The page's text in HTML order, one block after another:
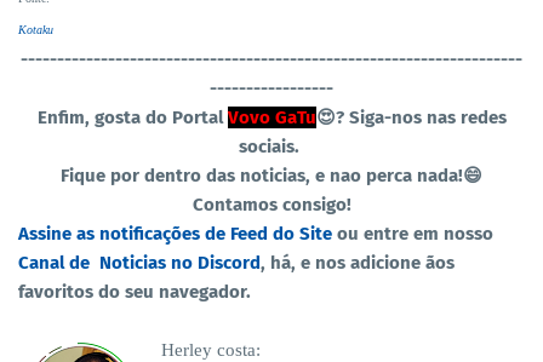
Kotaku
---------------------------------------------------------------------
-----------------
Enfim, gosta do PortalVovo GaTu😍? Siga-nos nas redes
sociais.
Fique por dentro das noticias, e nao perca nada!😄
Contamos consigo!
Assine as notificações de Feed do Site ou entre em nosso
Canal de Noticias no Discord, há, e nos adicione ãos
favoritos do seu navegador.
Herley costa: